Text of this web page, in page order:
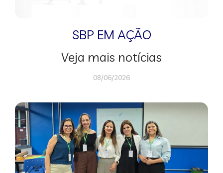
SBP EM AÇÃO
Veja mais notícias
08/06/2026